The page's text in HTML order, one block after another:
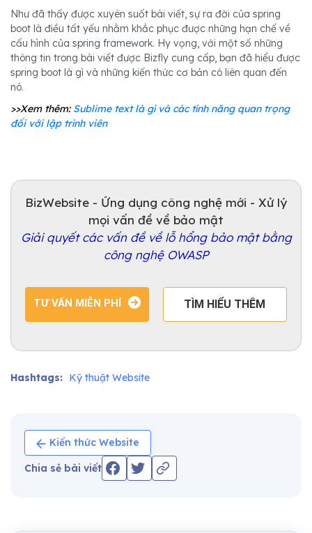
Như đã thấy được xuyên suốt bài viết, sự ra đời của spring
boot là điều tất yếu nhằm khắc phục được những hạn chế về
cấu hình của spring framework. Hy vọng, với một số những
thông tin trong bài viết được Bizfly cung cấp, bạn đã hiểu được
spring boot là gì và những kiến thức cơ bản có liên quan đến
nó.
>>Xem thêm:Sublime text là gì và các tính năng quan trọng
đối với lập trình viên
BizWebsite - Ứng dụng công nghệ mới - Xử lý
mọi vấn đề về bảo mật
Giải quyết các vấn đề về lỗ hổng bảo mật bằng
công nghệ OWASP
TƯ VẤN MIỄN PHÍ TÌM HIỂU THÊM
Hashtags: Kỹ thuật Website
Kiến thức Website
Chia sẻ bài viết